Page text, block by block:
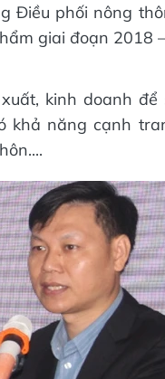
Điều phối nông
giai đoạn 2018
kinh doanh
khả năng cạnh